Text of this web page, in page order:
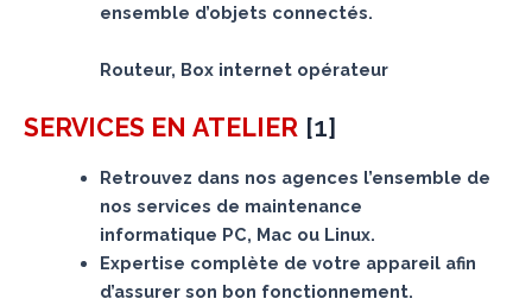
ensemble d’objets connectés.
Routeur, Box internet opérateur
SERVICES EN ATELIER [1]
Retrouvez dans nos agences l’ensemble de
nos services de maintenance
informatique PC, Mac ou Linux.
Expertise complète de votre appareil afin
d’assurer son bon fonctionnement.